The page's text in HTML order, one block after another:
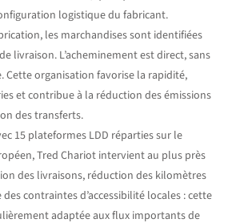
logistique du fabricant.
les marchandises sont identifiées
livraison. L’acheminement est direct, sans
organisation favorise la rapidité,
et contribue à la réduction des émissions
des transferts.
15 plateformes LDD réparties sur le
Tred Chariot intervient au plus près
des livraisons, réduction des kilomètres
contraintes d’accessibilité locales : cette
adaptée aux flux importants de